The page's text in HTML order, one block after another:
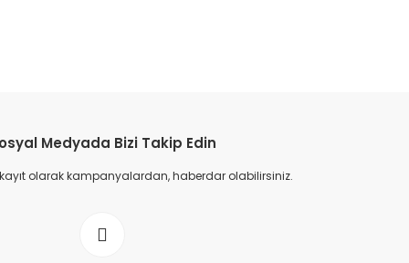
Medyada Bizi Takip Edin
olarak kampanyalardan, haberdar olabilirsiniz.